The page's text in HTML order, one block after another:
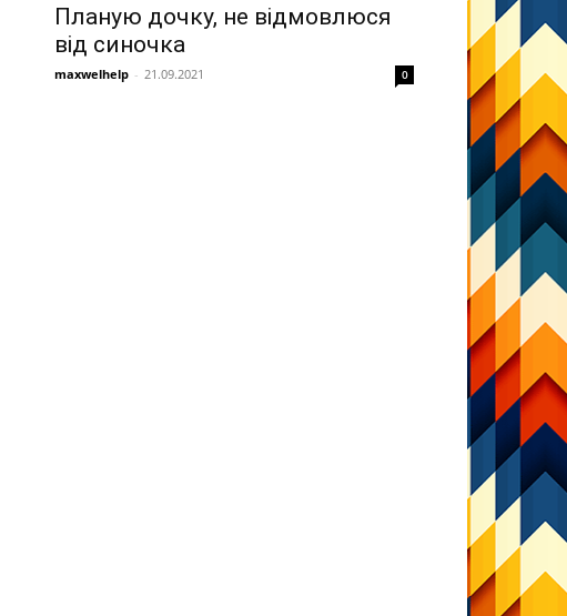
Планую дочку, не відмовлюся
від синочка
maxwelhelp - 21.09.2021 0